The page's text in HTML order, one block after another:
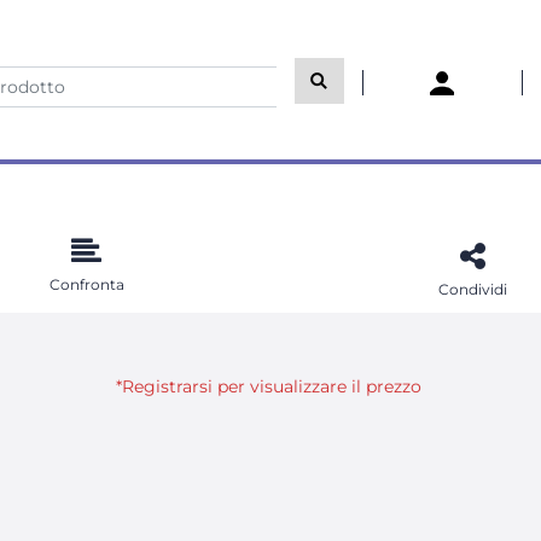
Confronta Condividi
*Registrarsi per visualizzare il prezzo